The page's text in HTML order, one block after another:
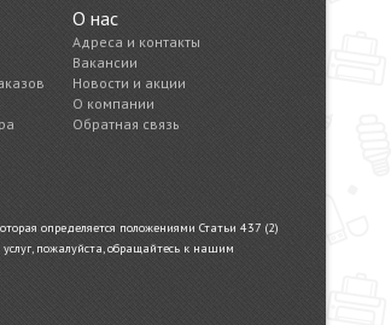
О нас
Адреса и контакты
Вакансии
Новости и акции
О компании
Обратная связь
определяется положениями Статьи 437 (2)
пожалуйста, обращайтесь к нашим